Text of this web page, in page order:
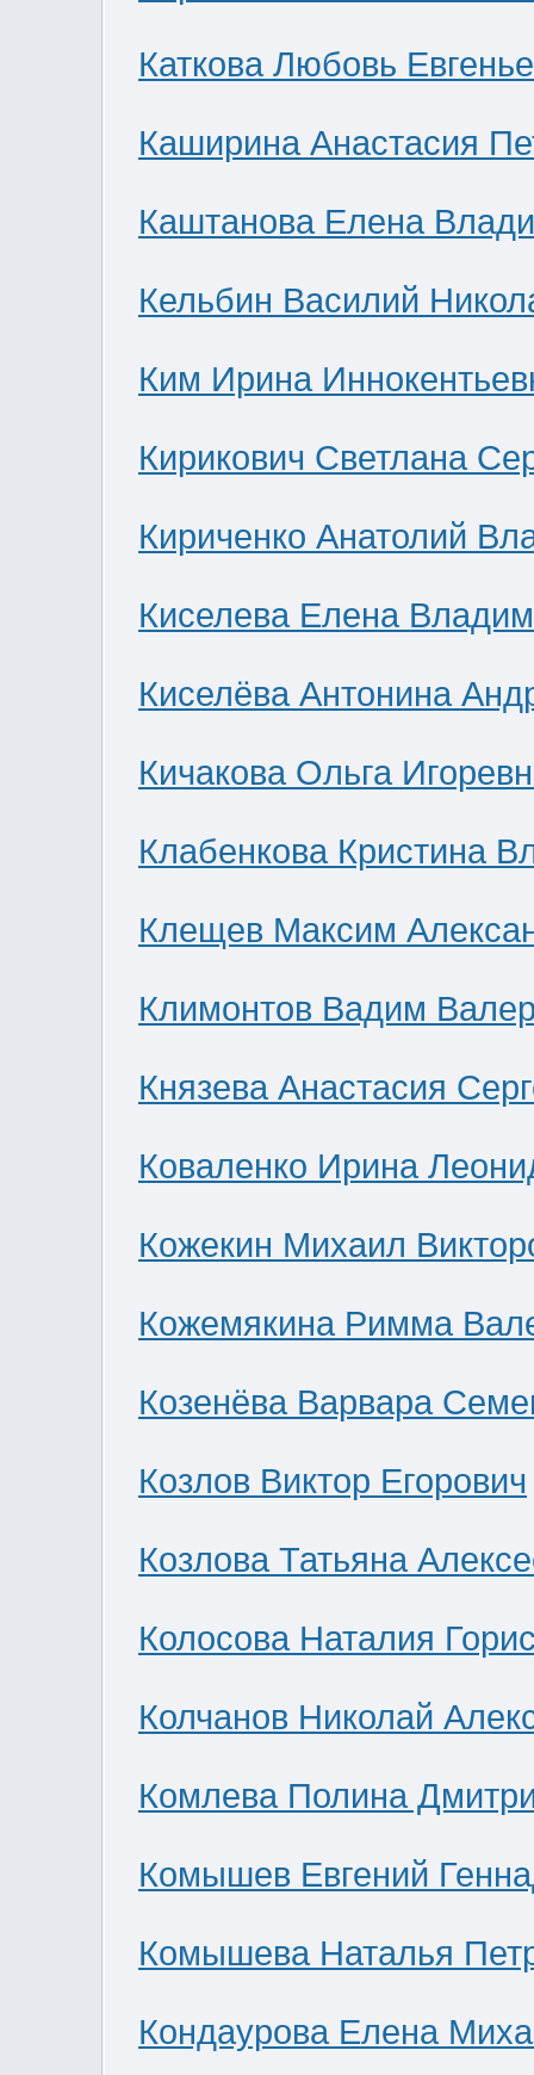
Каткова Любовь
Каширина Анастасия
Каштанова Елена
Кельбин Василий
Ким Ирина
Кирикович Светлана
Кириченко Анатолий
Киселева Елена
Киселёва Антонина
Кичакова Ольга
Клабенкова Кристина
Клещев Максим
Климонтов Вадим
Князева Анастасия
Коваленко Ирина
Кожекин Михаил
Кожемякина Римма
Козенёва Варвара
Козлов Виктор Егорович
Козлова Татьяна
Колосова Наталия
Колчанов Николай
Комлева Полина
Комышев Евгений
Комышева Наталья
Кондаурова Елена